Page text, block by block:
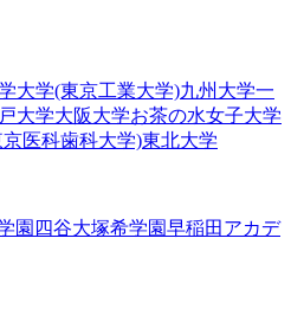
大学(東京工業大学)九州大学一
大学大阪大学お茶の水女子大学
医科歯科大学)東北大学
園 四谷大塚希学園早稲田アカデ